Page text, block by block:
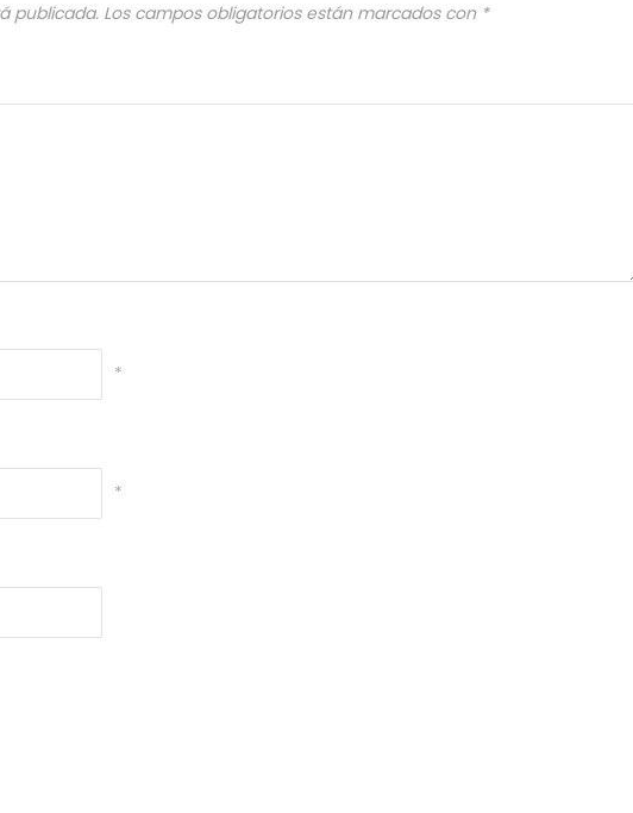
publicada. Los campos obligatorios están marcados con *
*
*